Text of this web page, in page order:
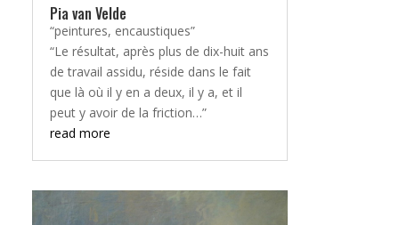
Pia van Velde
“peintures, encaustiques”
“Le résultat, après plus de dix-huit ans
de travail assidu, réside dans le fait
que là où il y en a deux, il y a, et il
peut y avoir de la friction…”
read more